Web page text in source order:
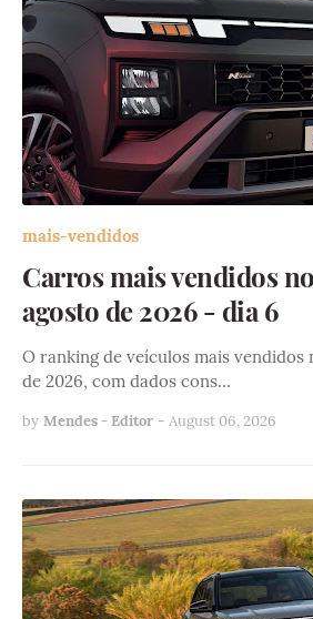
mais-vendidos
Carros mais vendidos
agosto de 2026 - dia 6
O ranking de veículos mais vendidos
de 2026, com dados cons…
by Mendes - Editor - August 06, 2026